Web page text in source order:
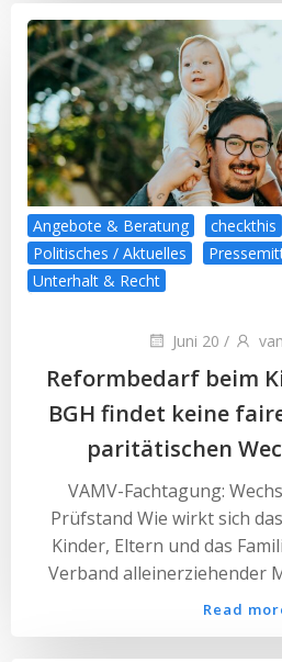
Angebote & Beratung
checkthis
Politisches / Aktuelles
Unterhalt & Recht
Juni 20 /
Reformbedarf beim
BGH findet keine
paritätischen
VAMV-Fachtagung:
Prüfstand Wie wirkt sich
Kinder, Eltern und das
Verband alleinerziehender
Read